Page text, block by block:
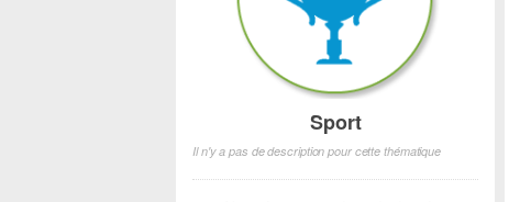
Sport
Il n'y a pas de description pour cette thématique